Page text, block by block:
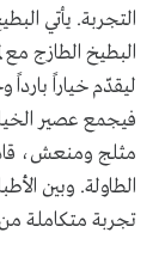
التجربة. يأتي
البطيخ الطازج
ليقدّم خياراً
فيجمع عصير
مثلج ومنعش،
الطاولة. وبين
تجربة متكاملة